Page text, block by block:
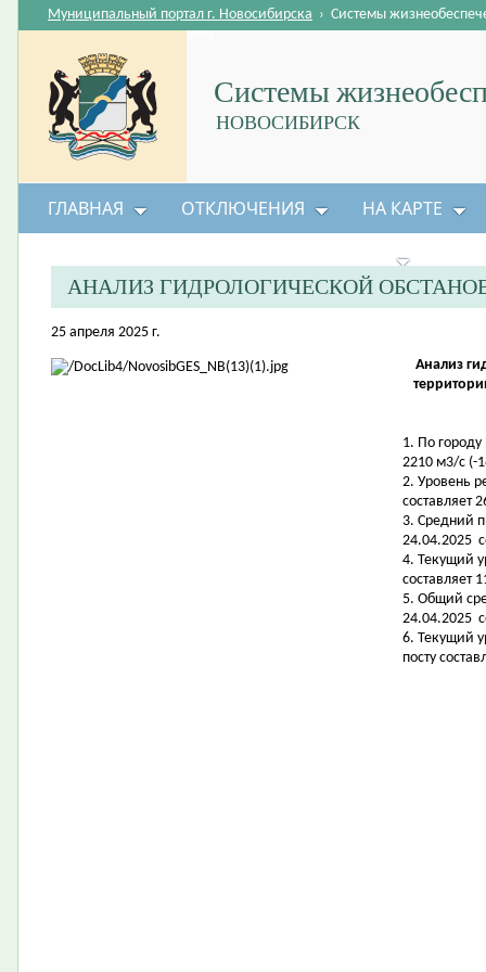
Системы
НОВОСИБИРСК
Муниципальный портал г. Новосибирска › Системы
ГЛАВНАЯ ОТКЛЮЧЕНИЯ НА КАРТЕ
АНАЛИЗ ГИДРОЛОГИЧЕСКОЙ
25 апреля 2025 г.
Анализ
1. По
2210 м3/с (-
2. Уровень
составляет
3. Средний
24.04.2025
4. Текущий
составляет
5. Общий
24.04.2025
6. Текущий
посту